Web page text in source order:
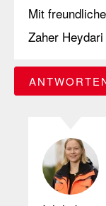
Mit
Zaher Heydari